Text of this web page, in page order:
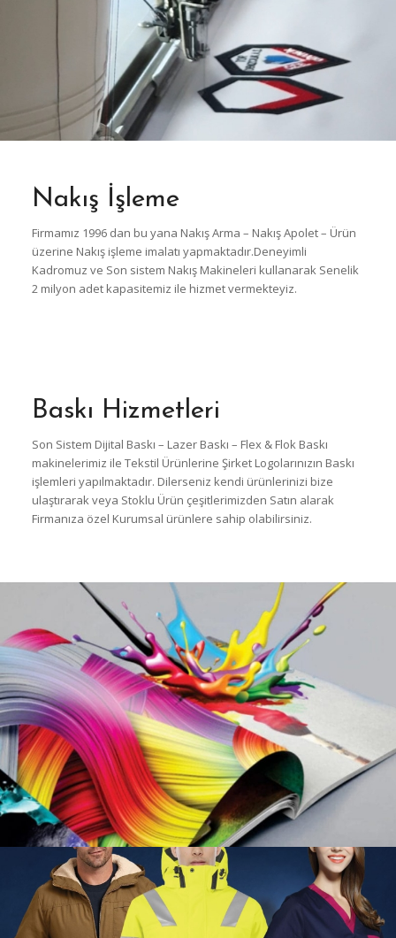
Nakış İşleme
Firmamız 1996 dan bu yana Nakış Arma – Nakış Apolet – Ürün
üzerine Nakış işleme imalatı yapmaktadır.Deneyimli
Kadromuz ve Son sistem Nakış Makineleri kullanarak Senelik
2 milyon adet kapasitemiz ile hizmet vermekteyiz.
Baskı Hizmetleri
Son Sistem Dijital Baskı – Lazer Baskı – Flex & Flok Baskı
makinelerimiz ile Tekstil Ürünlerine Şirket Logolarınızın Baskı
işlemleri yapılmaktadır. Dilerseniz kendi ürünlerinizi bize
ulaştırarak veya Stoklu Ürün çeşitlerimizden Satın alarak
Firmanıza özel Kurumsal ürünlere sahip olabilirsiniz.